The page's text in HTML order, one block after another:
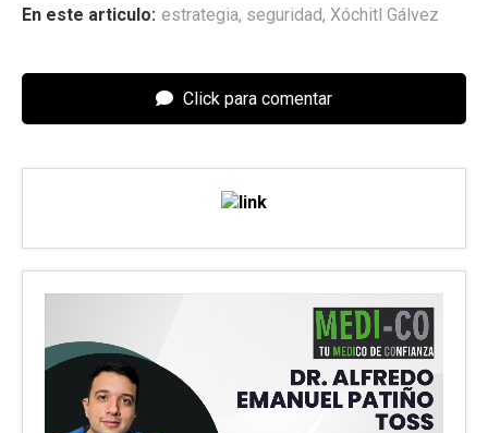
En este articulo: estrategia, seguridad, Xóchitl Gálvez
Click para comentar